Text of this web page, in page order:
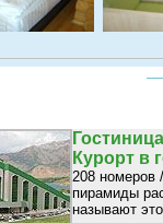
Курорт в
208 номеров
пирамиды
называют